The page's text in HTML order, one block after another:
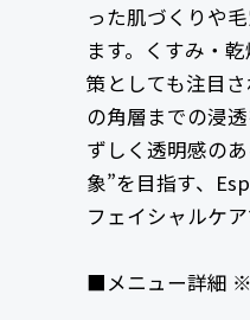
った肌づくりや
ます。くすみ・
策としても注目
の角層までの浸
ずしく透明感の
象”を目指す、
フェイシャルケア
■メニュー詳細